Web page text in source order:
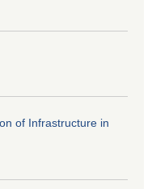
of Infrastructure in